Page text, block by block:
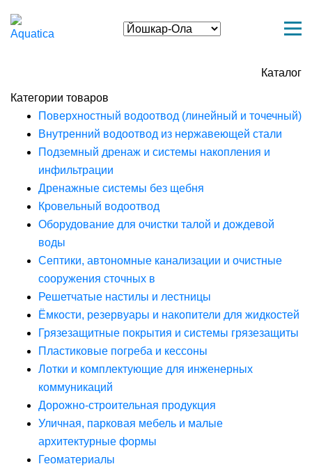
Каталог
Категории товаров
Поверхностный водоотвод (линейный и точечный)
Внутренний водоотвод из нержавеющей стали
Подземный дренаж и системы накопления и
инфильтрации
Дренажные системы без щебня
Кровельный водоотвод
Оборудование для очистки талой и дождевой
воды
Септики, автономные канализации и очистные
сооружения сточных в
Решетчатые настилы и лестницы
Ёмкости, резервуары и накопители для жидкостей
Грязезащитные покрытия и системы грязезащиты
Пластиковые погреба и кессоны
Лотки и комплектующие для инженерных
коммуникаций
Дорожно-строительная продукция
Уличная, парковая мебель и малые
архитектурные формы
Геоматериалы